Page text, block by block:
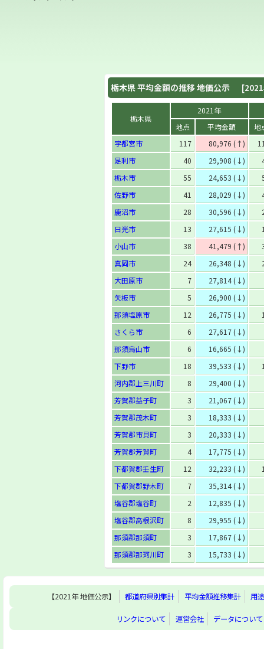
栃木県平均金額の推移 地価公示
栃木県
2021年
地点
平均金額
地
宇都宮市
117 80,976 (↑)
足利市
40 29,908 (↓)
栃木市
55 24,653 (↓)
佐野市
41 28,029 (↓)
鹿沼市
28 30,596 (↓)
日光市
13 27,615 (↓)
小山市
38 41,479 (↑)
真岡市
24 26,348 (↓)
大田原市
7
27,814 (↓)
矢板市
5
26,900 (↓)
那須塩原市
12 26,775 (↓)
さくら市
6
27,617 (↓)
那須烏山市
6
16,665 (↓)
下野市
18 39,533 (↓)
河内郡上三川町
8
29,400 (↓)
芳賀郡益子町
3
21,067 (↓)
芳賀郡茂木町
3
18,333 (↓)
芳賀郡市貝町
3
20,333 (↓)
芳賀郡芳賀町
4
17,775 (↓)
下都賀郡壬生町
12 32,233 (↓)
下都賀郡野木町
7
35,314 (↓)
塩谷郡塩谷町
2
12,835 (↓)
塩谷郡高根沢町
8
29,955 (↓)
那須郡那須町
3
17,867 (↓)
那須郡那珂川町
3 15,733 (↓)
【2021年 地価公示】 都道府県別集計 平均金額推移集計 用
リンクについて 運営会社 データについて